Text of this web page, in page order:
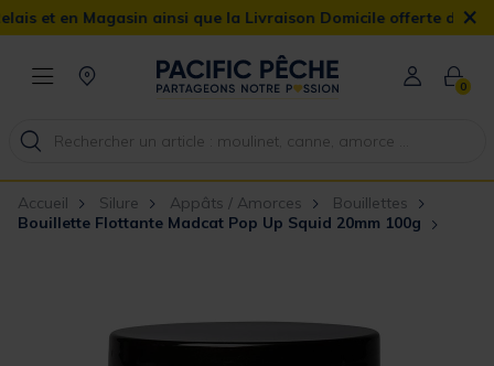
en Magasin ainsi que la Livraison Domicile offerte dès 90€ ×
0
Accueil Silure Appâts / Amorces
Bouillettes
Bouillette Flottante Madcat Pop Up Squid 20mm 100g